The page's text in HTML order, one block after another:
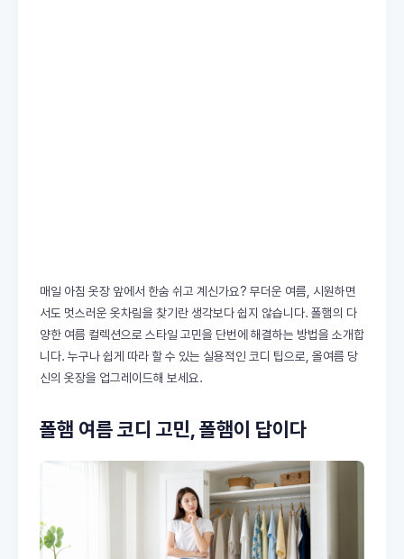
매일 아침 옷장 앞에서 한숨 쉬고 계신가요? 무더운 여름, 시원하면
서도 멋스러운 옷차림을 찾기란 생각보다 쉽지 않습니다. 폴햄의 다
양한 여름 컬렉션으로 스타일 고민을 단번에 해결하는 방법을 소개합
니다. 누구나 쉽게 따라 할 수 있는 실용적인 코디 팁으로, 올여름 당
신의 옷장을 업그레이드해 보세요.
폴햄 여름 코디 고민, 폴햄이 답이다